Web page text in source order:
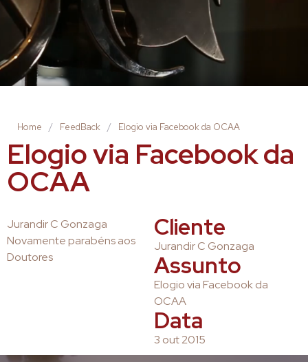
Home / FeedBack / Elogio via Facebook da OCAA
Elogio via Facebook da
OCAA
Jurandir C Gonzaga
Novamente parabéns aos
Doutores
Cliente
Jurandir C Gonzaga
Assunto
Elogio via Facebook da
OCAA
Data
3 out 2015